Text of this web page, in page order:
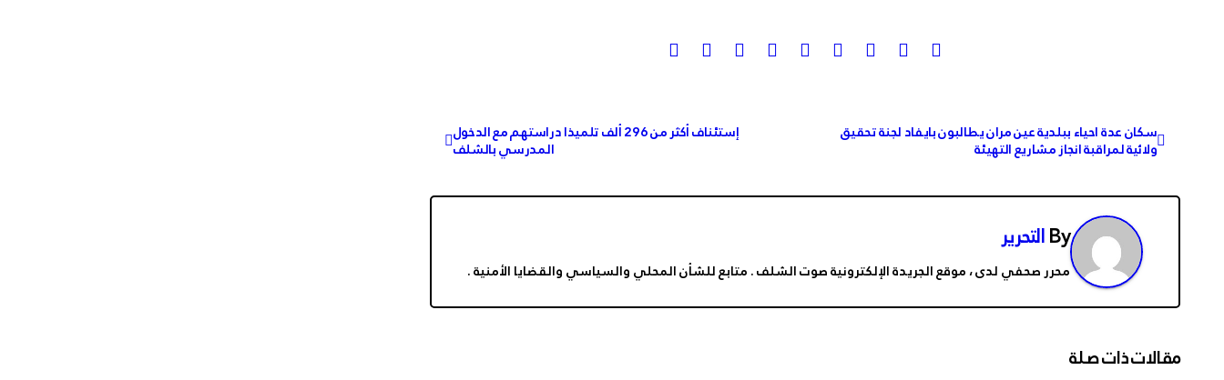
تصفّح
المقالات
سكان عدة احياء ببلدية عين مران يطالبون بايفاد لجنة تحقيق
ولائية لمراقبة انجاز مشاريع التهيئة
إستئناف أكثر من 296 ألف تلميذا دراستهم مع الدخول
المدرسي بالشلف
Byالتحرير
محرر صحفي لدى ، موقع الجريدة الإلكترونية صوت الشلف . متابع للشأن المحلي والسياسي والقضايا الأمنية .
مقالات ذات صلة